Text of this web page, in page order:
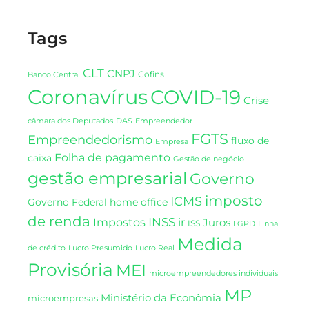
Tags
Banco Central CLT CNPJ Cofins
CoronavírusCOVID-19 Crise
câmara dos Deputados DAS Empreendedor
Empreendedorismo Empresa FGTS fluxo de
caixa Folha de pagamento Gestão de negócio
gestão empresarial Governo
Governo Federal home office ICMS imposto
de renda Impostos INSS ir ISS Juros LGPD Linha
de crédito Lucro Presumido Lucro Real
Medida
Provisória MEI microempreendedores individuais
microempresas Ministério da Econômia MP